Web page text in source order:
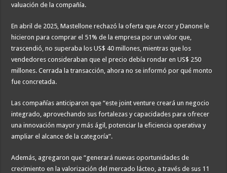
valuación de la compañía.
En abril de 2025, Mastellone rechazó la oferta que Arcor y Danone le
hicieron para comprar el 51% de la empresa por un valor que,
trascendió, no superaba los US$ 40 millones, mientras que los
vendedores consideraban que el precio debía rondar en US$ 250
millones. Cerrada la transacción, ahora no se informó por qué monto
fue concretada.
Las compañías anticiparon que “este joint venture creará un negocio
integrado, aprovechando sus fortalezas y capacidades para ofrecer
una innovación mayor y más ágil, potenciar la eficiencia operativa y
ampliar el alcance de la categoría”.
Además, agregaron que “generará nuevas oportunidades de
crecimiento en la valorización del mercado lácteo, a través de sus 11